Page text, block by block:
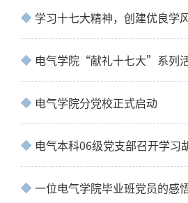
学习十七大精神，创建优良学
电气学院“献礼十七大”系列
电气学院分党校正式启动
一位电气学院毕业班党员的感